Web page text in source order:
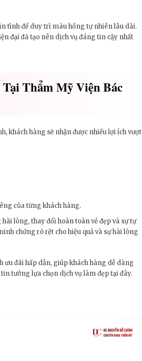
tình để duy trì màu hồng tự nhiên lâu dài.
đại đã tạo nên dịch vụ đáng tin cậy nhất
Thẩm Mỹ Viện Bác
khách hàng sẽ nhận được nhiều lợi ích vượt
của từng khách hàng.
lòng, thay đổi hoàn toàn vẻ đẹp và sự tự
chứng rõ rệt cho hiệu quả và sự hài lòng
ưu đãi hấp dẫn, giúp khách hàng dễ dàng
tưởng lựa chọn dịch vụ làm đẹp tại đây.